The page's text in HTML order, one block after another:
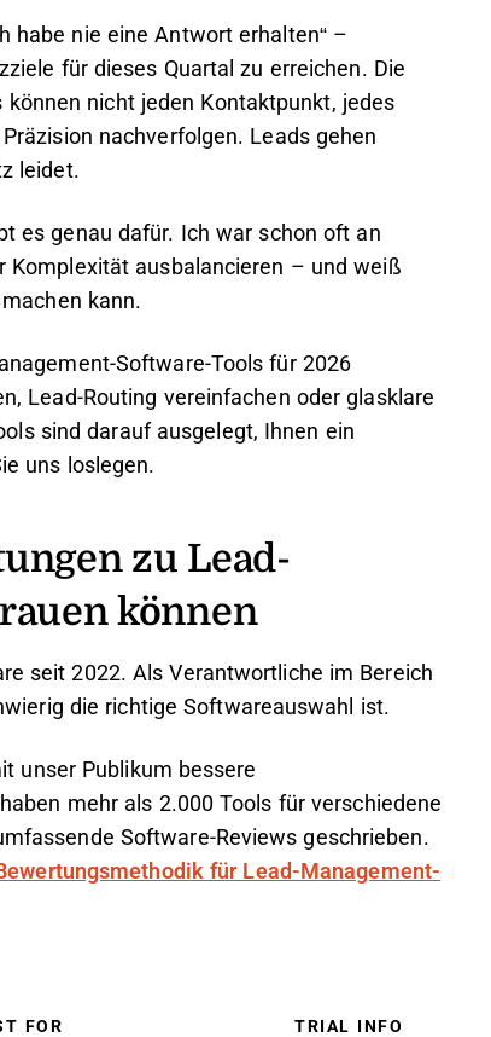
habe nie eine Antwort erhalten“ –
für dieses Quartal zu erreichen. Die
nicht jeden Kontaktpunkt, jedes
nachverfolgen. Leads gehen
leidet.
es genau dafür. Ich war schon oft an
ausbalancieren – und weiß
kann.
Software-Tools für 2026
Lead-Routing vereinfachen oder glasklare
sind darauf ausgelegt, Ihnen ein
uns loslegen.
zu Lead-
können
seit 2022. Als Verantwortliche im Bereich
die richtige Softwareauswahl ist.
unser Publikum bessere
mehr als 2.000 Tools für verschiedene
Software-Reviews geschrieben.
für Lead-Management-
FOR TRIAL INFO